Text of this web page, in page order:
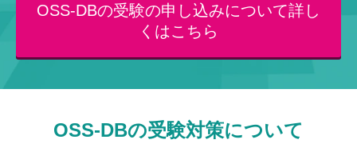
OSS-DBの受験の申し込みについて詳し
くはこちら
OSS-DBの受験対策について